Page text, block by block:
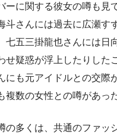
ーに関する彼女の噂も見
斗さんには過去に広瀬す
七五三掛龍也さんには日
せ疑惑が浮上したりした
にも元アイドルとの交際
複数の女性との噂があっ
の多くは、共通のファッ